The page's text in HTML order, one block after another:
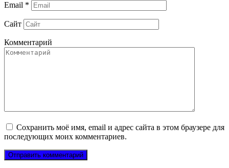
Email *
Сайт
Комментарий
Сохранить моё имя, email и адрес сайта в этом браузере для
последующих моих комментариев.